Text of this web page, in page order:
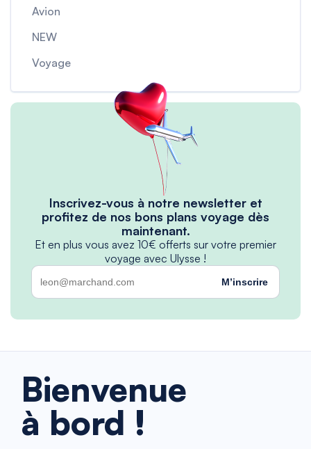
Avion
NEW
Voyage
Inscrivez-vous à notre newsletter et
profitez de nos bons plans voyage dès
maintenant.
Et en plus vous avez 10€ offerts sur votre premier
voyage avec Ulysse !
M’inscrire
Bienvenue
à bord !